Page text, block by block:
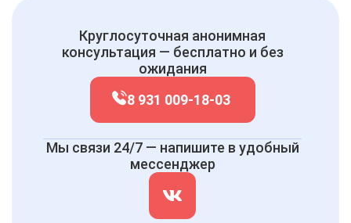
Круглосуточная анонимная
консультация — бесплатно и без
ожидания
8 931 009-18-03
Мы связи 24/7 — напишите в удобный
мессенджер